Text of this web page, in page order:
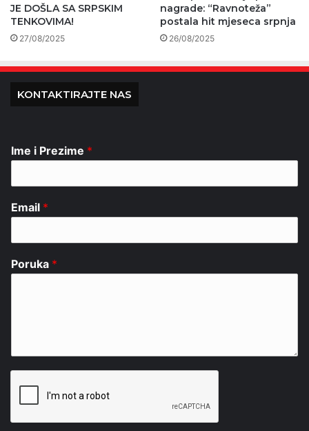
JE DOŠLA SA SRPSKIM
TENKOVIMA!
27/08/2025
nagrade: “Ravnoteža”
postala hit mjeseca srpnja
26/08/2025
KONTAKTIRAJTE NAS
Ime i Prezime *
Email *
Poruka *